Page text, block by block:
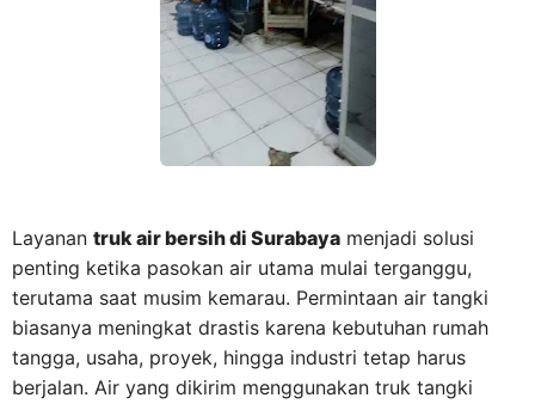
Layanan truk air bersih di Surabaya menjadi solusi
penting ketika pasokan air utama mulai terganggu,
terutama saat musim kemarau. Permintaan air tangki
biasanya meningkat drastis karena kebutuhan rumah
tangga, usaha, proyek, hingga industri tetap harus
berjalan. Air yang dikirim menggunakan truk tangki